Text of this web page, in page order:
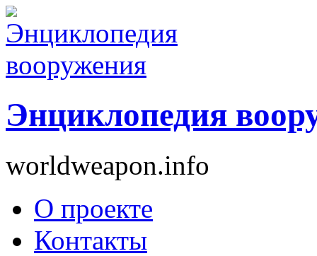
Энциклопедия
worldweapon.info
О проекте
Контакты